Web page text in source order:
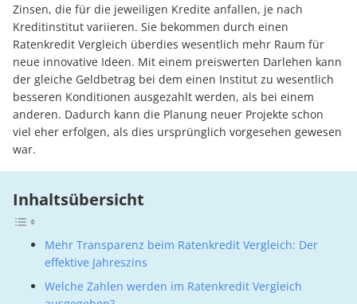
Zinsen, die für die jeweiligen Kredite anfallen, je nach
Kreditinstitut variieren. Sie bekommen durch einen
Ratenkredit Vergleich überdies wesentlich mehr Raum für
neue innovative Ideen. Mit einem preiswerten Darlehen kann
der gleiche Geldbetrag bei dem einen Institut zu wesentlich
besseren Konditionen ausgezahlt werden, als bei einem
anderen. Dadurch kann die Planung neuer Projekte schon
viel eher erfolgen, als dies ursprünglich vorgesehen gewesen
war.
Inhaltsübersicht
Mehr Transparenz beim Ratenkredit Vergleich: Der
effektive Jahreszins
Welche Zahlen werden im Ratenkredit Vergleich